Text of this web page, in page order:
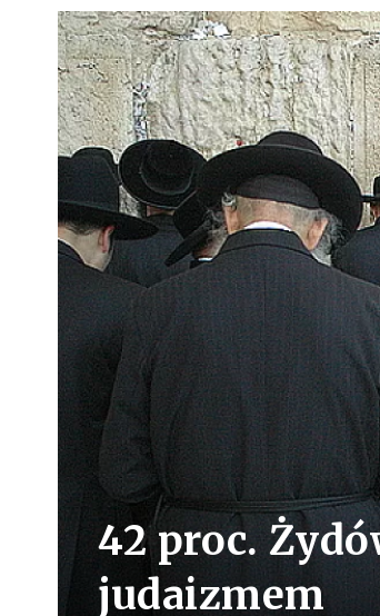
42 proc.
judaizmem